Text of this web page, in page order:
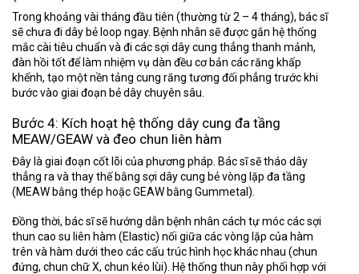
Trong khoảng vài tháng đầu tiên (thường từ 2 – 4 tháng), bác sĩ
sẽ chưa đi dây bẻ loop ngay. Bệnh nhân sẽ được gắn hệ thống
mắc cài tiêu chuẩn và đi các sợi dây cung thẳng thanh mảnh,
đàn hồi tốt để làm nhiệm vụ dàn đều cơ bản các răng khấp
khểnh, tạo một nền tảng cung răng tương đối phẳng trước khi
bước vào giai đoạn bẻ dây chuyên sâu.
Bước 4: Kích hoạt hệ thống dây cung đa tầng
MEAW/GEAW và đeo chun liên hàm
Đây là giai đoạn cốt lõi của phương pháp. Bác sĩ sẽ tháo dây
thẳng ra và thay thế bằng sợi dây cung bẻ vòng lặp đa tầng
(MEAW bằng thép hoặc GEAW bằng Gummetal).
Đồng thời, bác sĩ sẽ hướng dẫn bệnh nhân cách tự móc các sợi
thun cao su liên hàm (Elastic) nối giữa các vòng lặp của hàm
trên và hàm dưới theo các cấu trúc hình học khác nhau (chun
đứng, chun chữ X, chun kéo lùi). Hệ thống thun này phối hợp với